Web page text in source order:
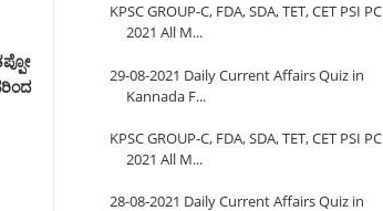
KPSC GROUP-C, FDA, SDA, TET, CET PSI PC
2021 All M...
29-08-2021 Daily Current Affairs Quiz in
Kannada F...
KPSC GROUP-C, FDA, SDA, TET, CET PSI PC
2021 All M...
28-08-2021 Daily Current Affairs Quiz in